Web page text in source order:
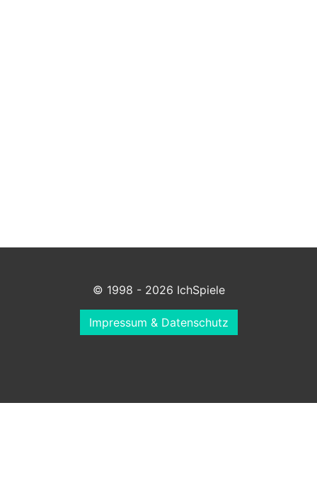
© 1998 - 2026 IchSpiele
Impressum & Datenschutz